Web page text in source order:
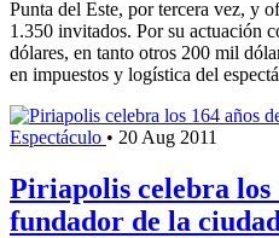
Punta del Este, por tercera vez, y
1.350 invitados. Por su actuación
dólares, en tanto otros 200 mil
en impuestos y logística del
Espectáculo • 20 Aug 2011
Piriapolis celebra los
fundador de la ciudad